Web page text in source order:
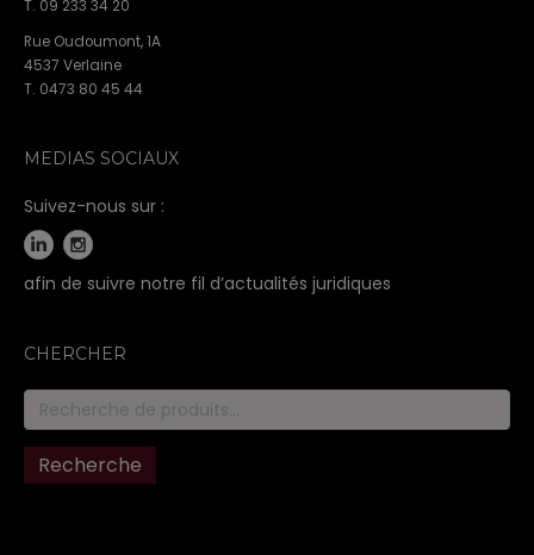
T. 09 233 34 20
Rue Oudoumont, 1A
4537 Verlaine
T. 0473 80 45 44
MEDIAS SOCIAUX
Suivez-nous sur :
afin de suivre notre fil d’actualités juridiques
CHERCHER
Recherche
pour :
Recherche